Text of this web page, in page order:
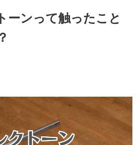
ーンって触ったこと